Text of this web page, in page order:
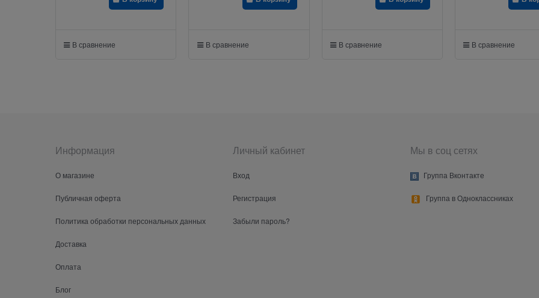
В сравнение В сравнение В сравнение В сравнение
Информация
О магазине
Публичная оферта
Политика обработки персональных данных
Доставка
Оплата
Блог
Личный кабинет
Вход
Регистрация
Забыли пароль?
Мы в соц сетях
Группа Вконтакте
Группа в Одноклассниках